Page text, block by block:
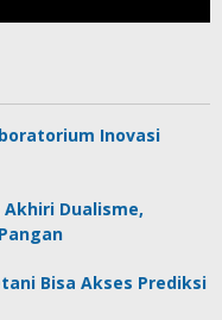
Inovasi
Akhiri Dualisme,
Bisa Akses Prediksi